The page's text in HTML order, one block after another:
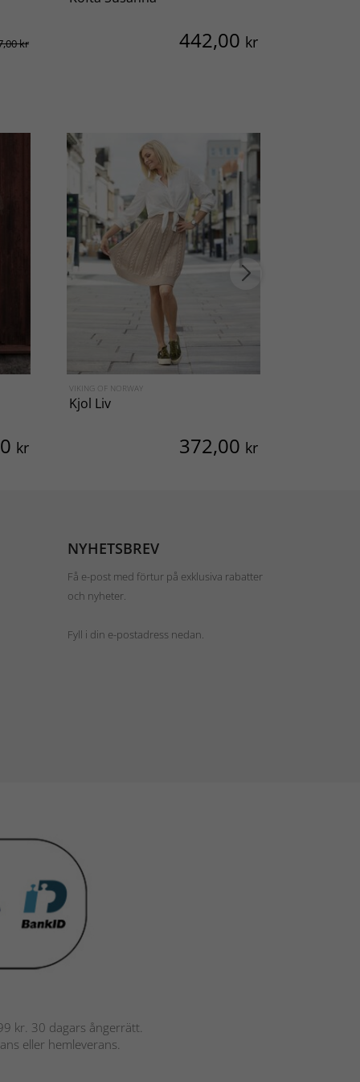
kr 442,00 kr
kr
VIKING OF NORWAY
Kjol Liv
372,00 kr
NYHETSBREV
Få e-post med förtur på exklusiva rabatter
och nyheter.
Fyll i din e-postadress nedan.
kr. 30 dagars ångerrätt.
eller hemleverans.